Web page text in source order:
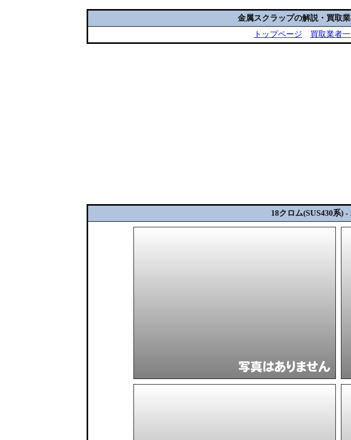
金属スクラップの解説・買取
トップページ
買取業者
18クロム(SUS430系)